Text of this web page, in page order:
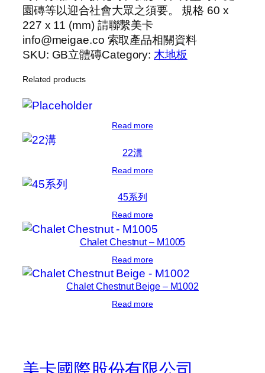
園磚等以迎合社會大眾之須要。 規格 60 x
227 x 11 (mm) 請聯繫美卡
info@meigae.co 索取產品相關資料
SKU: GB立體磚Category:木地板
Related products
Read more
22溝
Read more
45系列
Read more
Chalet Chestnut – M1005
Read more
Chalet Chestnut Beige – M1002
Read more